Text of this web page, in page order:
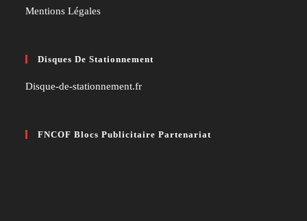
Mentions Légales
Disques De Stationnement
Disque-de-stationnement.fr
FNCOF Blocs Publicitaire Partenariat